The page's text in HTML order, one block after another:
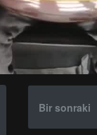
Bir sonraki